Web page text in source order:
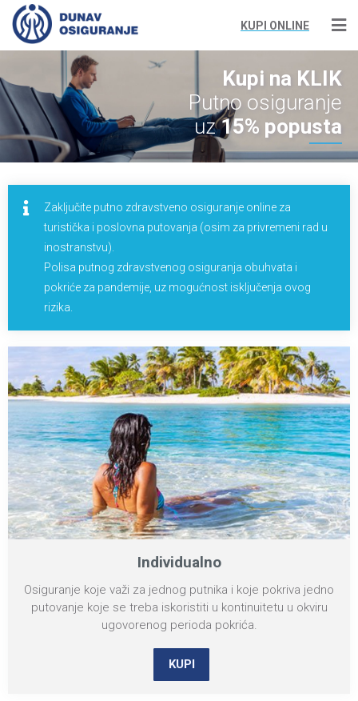
KUPI ONLINE
Kupi na KLIK
Putno osiguranje
uz15% popusta
Zaključite putno zdravstveno osiguranje online za
turistička i poslovna putovanja (osim za privremeni rad u
inostranstvu).
Polisa putnog zdravstvenog osiguranja obuhvata i
pokriće za pandemije, uz mogućnost isključenja ovog
rizika.
Individualno
Osiguranje koje važi za jednog putnika i koje pokriva jedno
putovanje koje se treba iskoristiti u kontinuitetu u okviru
ugovorenog perioda pokrića.
KUPI